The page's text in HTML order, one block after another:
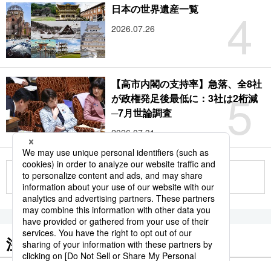
4
日本の世界遺産一覧
2026.07.26
5
【高市内閣の支持率】急落、全8社
が政権発足後最低に：3社は2桁減
─7月世論調査
2026.07.31
もっと見る
注目のキーワード